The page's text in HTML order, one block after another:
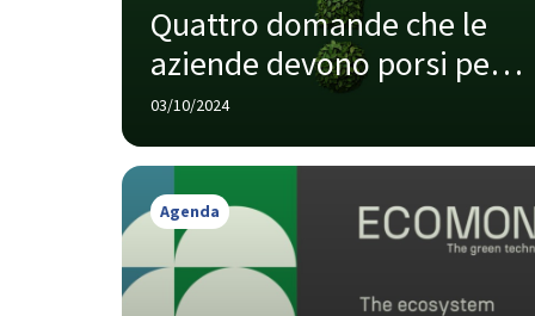
Quattro domande che le
aziende devono porsi per
tracciare il percorso verso
la sostenibilità ambientale
03/10/2024
Agenda